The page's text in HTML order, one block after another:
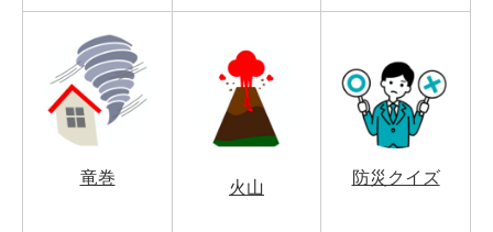
竜巻
火山
防災クイズ